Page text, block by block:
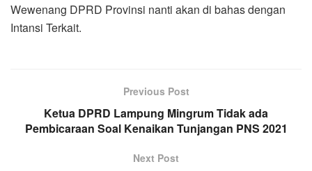
Wewenang DPRD Provinsi nanti akan di bahas dengan
Intansi Terkait.
Previous Post
Ketua DPRD Lampung Mingrum Tidak ada
Pembicaraan Soal Kenaikan Tunjangan PNS 2021
Next Post